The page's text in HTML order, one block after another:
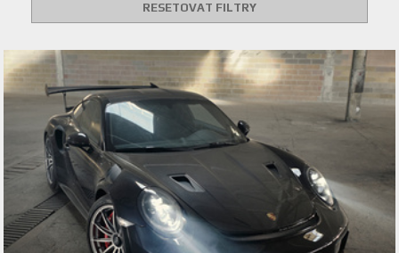
RESETOVAT FILTRY